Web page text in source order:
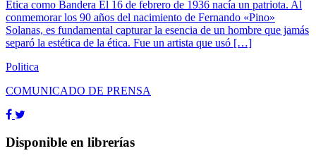
Ética como Bandera El 16 de febrero de 1936 nacía un patriota. Al
conmemorar los 90 años del nacimiento de Fernando «Pino»
Solanas, es fundamental capturar la esencia de un hombre que jamás
separó la estética de la ética. Fue un artista que usó […]
Politica
COMUNICADO DE PRENSA
Disponible en librerías